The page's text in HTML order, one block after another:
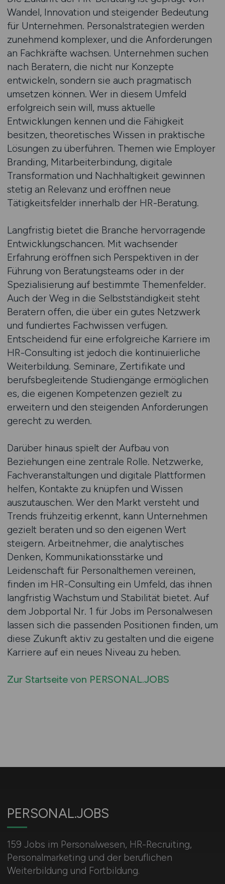
Wandel, Innovation und steigender Bedeutung
für Unternehmen. Personalstrategien werden
zunehmend komplexer, und die Anforderungen
an Fachkräfte wachsen. Unternehmen suchen
nach Beratern, die nicht nur Konzepte
entwickeln, sondern sie auch pragmatisch
umsetzen können. Wer in diesem Umfeld
erfolgreich sein will, muss aktuelle
Entwicklungen kennen und die Fähigkeit
besitzen, theoretisches Wissen in praktische
Lösungen zu überführen. Themen wie Employer
Branding, Mitarbeiterbindung, digitale
Transformation und Nachhaltigkeit gewinnen
stetig an Relevanz und eröffnen neue
Tätigkeitsfelder innerhalb der HR-Beratung.
Langfristig bietet die Branche hervorragende
Entwicklungschancen. Mit wachsender
Erfahrung eröffnen sich Perspektiven in der
Führung von Beratungsteams oder in der
Spezialisierung auf bestimmte Themenfelder.
Auch der Weg in die Selbstständigkeit steht
Beratern offen, die über ein gutes Netzwerk
und fundiertes Fachwissen verfügen.
Entscheidend für eine erfolgreiche Karriere im
HR-Consulting ist jedoch die kontinuierliche
Weiterbildung. Seminare, Zertifikate und
berufsbegleitende Studiengänge ermöglichen
es, die eigenen Kompetenzen gezielt zu
erweitern und den steigenden Anforderungen
gerecht zu werden.
Darüber hinaus spielt der Aufbau von
Beziehungen eine zentrale Rolle. Netzwerke,
Fachveranstaltungen und digitale Plattformen
helfen, Kontakte zu knüpfen und Wissen
auszutauschen. Wer den Markt versteht und
Trends frühzeitig erkennt, kann Unternehmen
gezielt beraten und so den eigenen Wert
steigern. Arbeitnehmer, die analytisches
Denken, Kommunikationsstärke und
Leidenschaft für Personalthemen vereinen,
finden im HR-Consulting ein Umfeld, das ihnen
langfristig Wachstum und Stabilität bietet. Auf
dem Jobportal Nr. 1 für Jobs im Personalwesen
lassen sich die passenden Positionen finden, um
diese Zukunft aktiv zu gestalten und die eigene
Karriere auf ein neues Niveau zu heben.
Zur Startseite von PERSONAL.JOBS
PERSONAL.JOBS
159 Jobs im Personalwesen, HR-Recruiting,
Personalmarketing und der beruflichen
Weiterbildung und Fortbildung.